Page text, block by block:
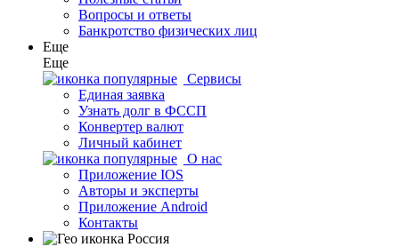
Вопросы и ответы
Банкротство физических лиц
Еще
Еще
Сервисы
Единая заявка
Узнать долг в ФССП
Конвертер валют
Личный кабинет
О нас
Приложение IOS
Авторы и эксперты
Приложение Android
Контакты
Россия